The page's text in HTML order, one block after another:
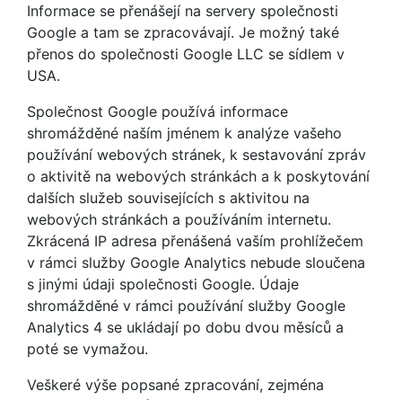
Informace se přenášejí na servery společnosti
Google a tam se zpracovávají. Je možný také
přenos do společnosti Google LLC se sídlem v
USA.
Společnost Google používá informace
shromážděné naším jménem k analýze vašeho
používání webových stránek, k sestavování zpráv
o aktivitě na webových stránkách a k poskytování
dalších služeb souvisejících s aktivitou na
webových stránkách a používáním internetu.
Zkrácená IP adresa přenášená vaším prohlížečem
v rámci služby Google Analytics nebude sloučena
s jinými údaji společnosti Google. Údaje
shromážděné v rámci používání služby Google
Analytics 4 se ukládají po dobu dvou měsíců a
poté se vymažou.
Veškeré výše popsané zpracování, zejména